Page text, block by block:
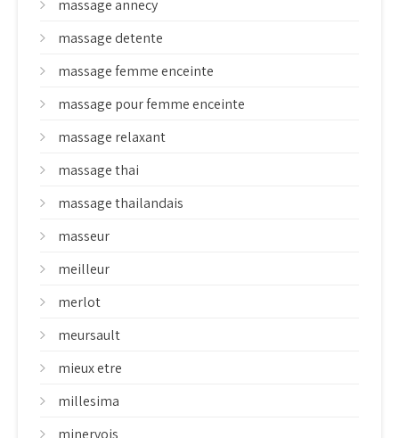
massage annecy
massage detente
massage femme enceinte
massage pour femme enceinte
massage relaxant
massage thai
massage thailandais
masseur
meilleur
merlot
meursault
mieux etre
millesima
minervois